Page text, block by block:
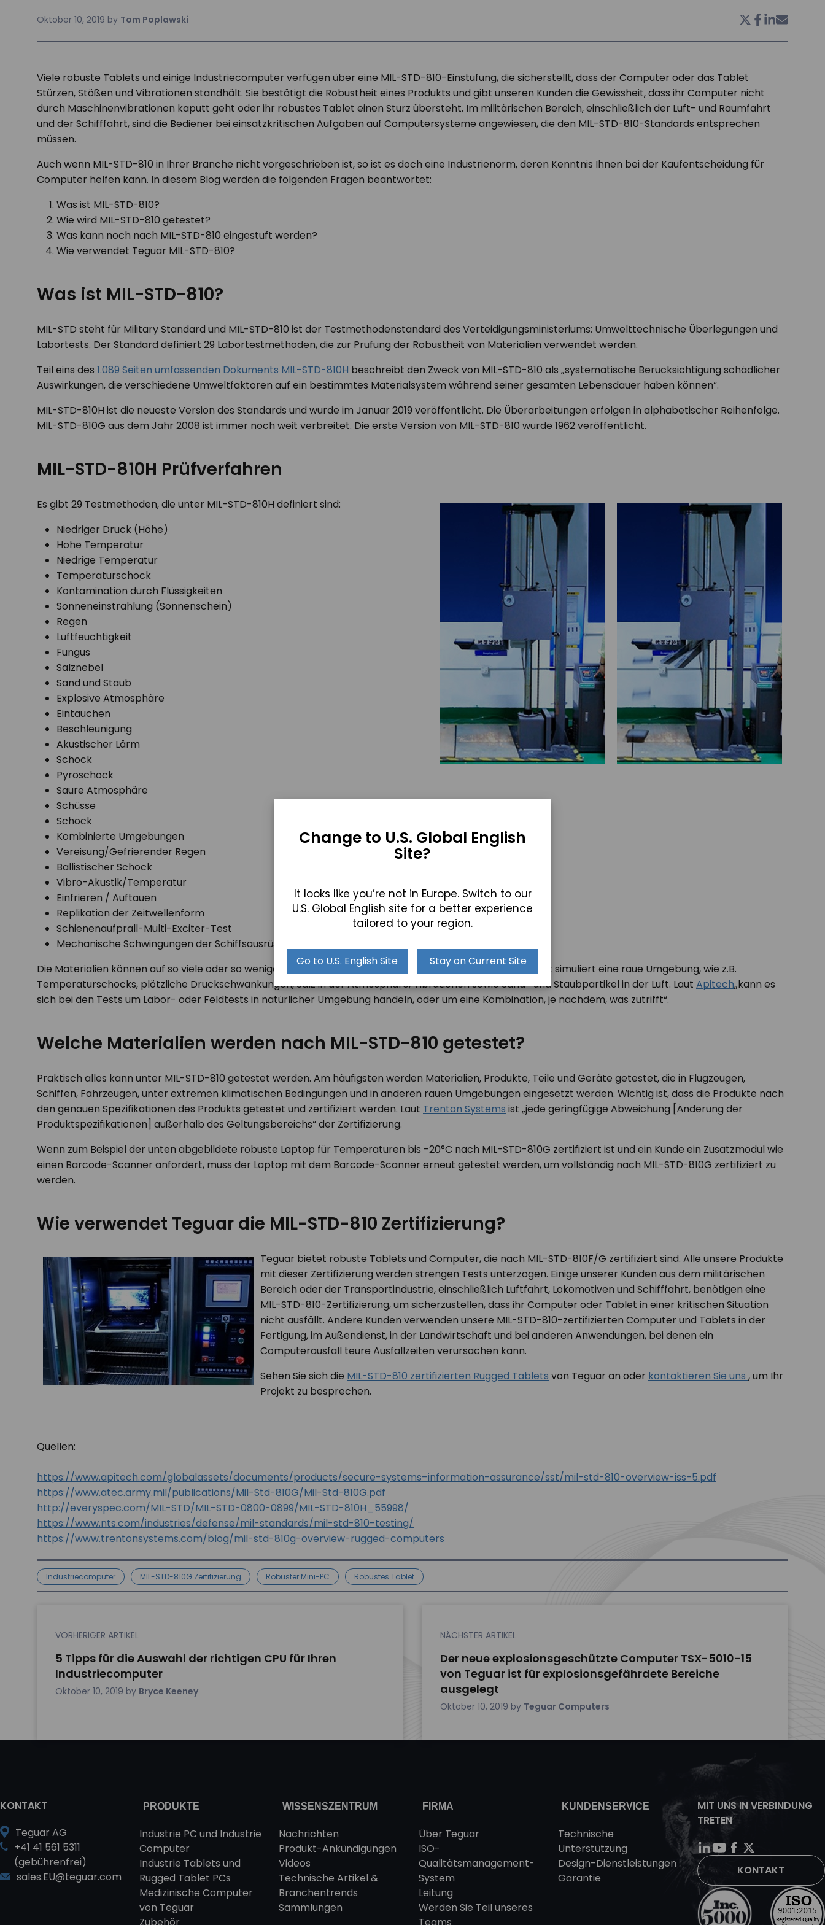
Oktober 10, 2019 by Tom Poplawski
Viele robuste Tablets und einige Industriecomputer verfügen über eine MIL-STD-810-Einstufung, die sicherstellt, dass der Computer oder das Tablet
Stürzen, Stößen und Vibrationen standhält. Sie bestätigt die Robustheit eines Produkts und gibt unseren Kunden die Gewissheit, dass ihr Computer nicht
durch Maschinenvibrationen kaputt geht oder ihr robustes Tablet einen Sturz übersteht. Im militärischen Bereich, einschließlich der Luft- und Raumfahrt
und der Schifffahrt, sind die Bediener bei einsatzkritischen Aufgaben auf Computersysteme angewiesen, die den MIL-STD-810-Standards entsprechen
müssen.
Auch wenn MIL-STD-810 in Ihrer Branche nicht vorgeschrieben ist, so ist es doch eine Industrienorm, deren Kenntnis Ihnen bei der Kaufentscheidung für
Computer helfen kann. In diesem Blog werden die folgenden Fragen beantwortet:
Was ist MIL-STD-810?
Wie wird MIL-STD-810 getestet?
Was kann noch nach MIL-STD-810 eingestuft werden?
Wie verwendet Teguar MIL-STD-810?
Was ist MIL-STD-810?
MIL-STD steht für Military Standard und MIL-STD-810 ist der Testmethodenstandard des Verteidigungsministeriums: Umwelttechnische Überlegungen und
Labortests. Der Standard definiert 29 Labortestmethoden, die zur Prüfung der Robustheit von Materialien verwendet werden.
Teil eins des 1.089 Seiten umfassenden Dokuments MIL-STD-810H beschreibt den Zweck von MIL-STD-810 als „systematische Berücksichtigung schädlicher
Auswirkungen, die verschiedene Umweltfaktoren auf ein bestimmtes Materialsystem während seiner gesamten Lebensdauer haben können“.
MIL-STD-810H ist die neueste Version des Standards und wurde im Januar 2019 veröffentlicht. Die Überarbeitungen erfolgen in alphabetischer Reihenfolge.
MIL-STD-810G aus dem Jahr 2008 ist immer noch weit verbreitet. Die erste Version von MIL-STD-810 wurde 1962 veröffentlicht.
MIL-STD-810H Prüfverfahren
Es gibt 29 Testmethoden, die unter MIL-STD-810H definiert sind:
Niedriger Druck (Höhe)
Hohe Temperatur
Niedrige Temperatur
Temperaturschock
Kontamination durch Flüssigkeiten
Sonneneinstrahlung (Sonnenschein)
Regen
Luftfeuchtigkeit
Fungus
Salznebel
Sand und Staub
Explosive Atmosphäre
Eintauchen
Beschleunigung
Akustischer Lärm
Schock
Pyroschock
Saure Atmosphäre
Schüsse
Schock
Kombinierte Umgebungen
Vereisung/Gefrierender Regen
Ballistischer Schock
Vibro-Akustik/Temperatur
Einfrieren / Auftauen
Replikation der Zeitwellenform
Schienenaufprall-Multi-Exciter-Test
Mechanische Schwingungen der Schiffsausrüstung (Typ I – umweltbedingt und Typ II – intern erregt)
Die Materialien können auf so viele oder so wenige dieser Kategorien wie nötig getestet werden. Jeder Test simuliert eine raue Umgebung, wie z.B.
Temperaturschocks, plötzliche Druckschwankungen, Salz in der Atmosphäre, Vibrationen sowie Sand- und Staubpartikel in der Luft. Laut Apitech„kann es
sich bei den Tests um Labor- oder Feldtests in natürlicher Umgebung handeln, oder um eine Kombination, je nachdem, was zutrifft“.
Welche Materialien werden nach MIL-STD-810 getestet?
Praktisch alles kann unter MIL-STD-810 getestet werden. Am häufigsten werden Materialien, Produkte, Teile und Geräte getestet, die in Flugzeugen,
Schiffen, Fahrzeugen, unter extremen klimatischen Bedingungen und in anderen rauen Umgebungen eingesetzt werden. Wichtig ist, dass die Produkte nach
den genauen Spezifikationen des Produkts getestet und zertifiziert werden. Laut Trenton Systems ist „jede geringfügige Abweichung [Änderung der
Produktspezifikationen] außerhalb des Geltungsbereichs“ der Zertifizierung.
Wenn zum Beispiel der unten abgebildete robuste Laptop für Temperaturen bis -20°C nach MIL-STD-810G zertifiziert ist und ein Kunde ein Zusatzmodul wie
einen Barcode-Scanner anfordert, muss der Laptop mit dem Barcode-Scanner erneut getestet werden, um vollständig nach MIL-STD-810G zertifiziert zu
werden.
Wie verwendet Teguar die MIL-STD-810 Zertifizierung?
Teguar bietet robuste Tablets und Computer, die nach MIL-STD-810F/G zertifiziert sind. Alle unsere Produkte
mit dieser Zertifizierung werden strengen Tests unterzogen. Einige unserer Kunden aus dem militärischen
Bereich oder der Transportindustrie, einschließlich Luftfahrt, Lokomotiven und Schifffahrt, benötigen eine
MIL-STD-810-Zertifizierung, um sicherzustellen, dass ihr Computer oder Tablet in einer kritischen Situation
nicht ausfällt. Andere Kunden verwenden unsere MIL-STD-810-zertifizierten Computer und Tablets in der
Fertigung, im Außendienst, in der Landwirtschaft und bei anderen Anwendungen, bei denen ein
Computerausfall teure Ausfallzeiten verursachen kann.
Sehen Sie sich die MIL-STD-810 zertifizierten Rugged Tablets von Teguar an oder kontaktieren Sie uns , um Ihr
Projekt zu besprechen.
Quellen:
https://www.apitech.com/globalassets/documents/products/secure-systems–information-assurance/sst/mil-std-810-overview-iss-5.pdf
https://www.atec.army.mil/publications/Mil-Std-810G/Mil-Std-810G.pdf
http://everyspec.com/MIL-STD/MIL-STD-0800-0899/MIL-STD-810H_55998/
https://www.nts.com/industries/defense/mil-standards/mil-std-810-testing/
https://www.trentonsystems.com/blog/mil-std-810g-overview-rugged-computers
Industriecomputer MIL-STD-810G Zertifizierung Robuster Mini-PC Robustes Tablet
VORHERIGER ARTIKEL
5 Tipps für die Auswahl der richtigen CPU für Ihren
Industriecomputer
Oktober 10, 2019 by Bryce Keeney
NÄCHSTER ARTIKEL
Der neue explosionsgeschützte Computer TSX-5010-15
von Teguar ist für explosionsgefährdete Bereiche
ausgelegt
Oktober 10, 2019 by Teguar Computers
KONTAKT
Teguar AG
+41 41 561 5311
(gebührenfrei)
sales.EU@teguar.com
PRODUKTE
Industrie PC und Industrie
Computer
Industrie Tablets und
Rugged Tablet PCs
Medizinische Computer
von Teguar
WISSENSZENTRUM
Nachrichten
Produkt-Ankündigungen
Videos
Technische Artikel &
Branchentrends
Sammlungen
FIRMA
Über Teguar
ISO-
Qualitätsmanagement-
System
Leitung
Werden Sie Teil unseres
KUNDENSERVICE
Technische
Unterstützung
Design-Dienstleistungen
Garantie
MIT UNS IN VERBINDUNG
TRETEN
KONTAKT
Change to U.S. Global English
Site?
It looks like you’re not in Europe. Switch to our
U.S. Global English site for a better experience
tailored to your region.
Go to U.S. English Site Stay on Current Site